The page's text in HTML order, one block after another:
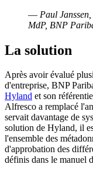
— Paul
MdP, BNP
La solution
Après avoir évalué
d'entreprise, BNP
Hyland et son
Alfresco a remplacé
servait davantage de
solution de Hyland, il
l'ensemble des
d'approbation des
définis dans le manuel